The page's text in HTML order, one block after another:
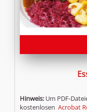
Hinweis: Um PDF-
kostenlosen Acrobat